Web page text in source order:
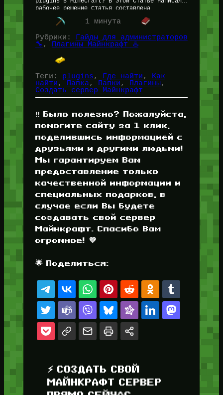
рабочее решение Статья составлена
Администратором Майнкрафт Серверов Петром
(for_users), с опытом создания Майнкрафт…
1 минута
Рубрики: Гайды для администраторов
🔧 , Плагины Майнкрафт ♨️
Теги: plugins, Где найти,
Как
найти, Папка, Папки, Плагины
Создать сервер Майнкрафт
‼️ Было полезно? Пожалуйста,
помогите сайту за 1 клик,
поделившись информацией с
друзьями и другими людьми!
Мы гарантируем Вам
предоставление только
качественной информации и
специальных подарков, в
случае если Вы будете
создавать свой сервер
Майнкрафт. Спасибо Вам
огромное! 💜
🌟 Поделиться:
⚡ СОЗДАТЬ СВОЙ
МАЙНКРАФТ СЕРВЕР